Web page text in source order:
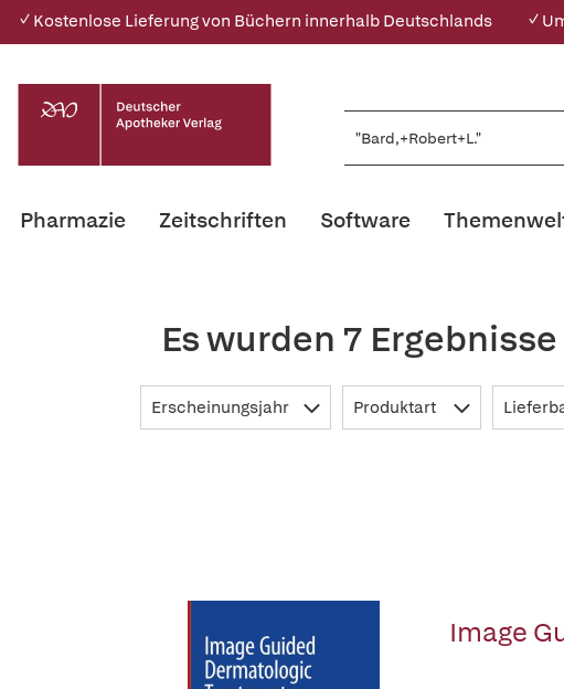
✓ Kostenlose Lieferung von Büchern innerhalb Deutschlands ✓
Pharmazie Zeitschriften Software
Es wurden 7
Erscheinungsjahr Produktart
Image